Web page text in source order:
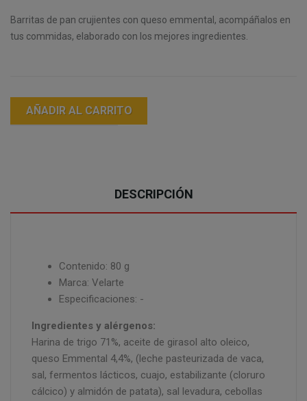
Barritas de pan crujientes con queso emmental, acompáñalos en
tus commidas, elaborado con los mejores ingredientes.
AÑADIR AL CARRITO
DESCRIPCIÓN
Contenido: 80 g
Marca: Velarte
Especificaciones: -
Ingredientes y alérgenos:
Harina de trigo 71%, aceite de girasol alto oleico,
queso Emmental 4,4%, (leche pasteurizada de vaca,
sal, fermentos lácticos, cuajo, estabilizante (cloruro
cálcico) y almidón de patata), sal levadura, cebollas